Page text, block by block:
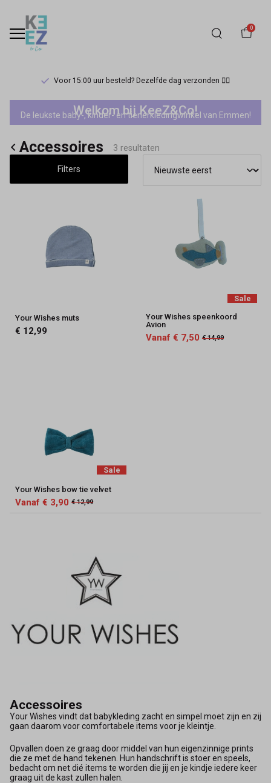
0
Voor 15:00 uur besteld? Dezelfde dag verzonden 🏃‍♀️
Accessoires
Keez&Co
Welkom bij KeeZ&Co!
De leukste baby-, kinder- en tienerkledingwinkel van Emmen!
Accessoires 3 resultaten
Filters
Your Wishes muts
€ 12,99
Sale
Your Wishes speenkoord
Avion
Vanaf € 7,50 € 14,99
Sale
Your Wishes bow tie velvet
Vanaf € 3,90 € 12,99
Accessoires
Your Wishes vindt dat babykleding zacht en simpel moet zijn en zij
gaan daarom voor comfortabele items voor je kleintje.
Opvallen doen ze graag door middel van hun eigenzinnige prints
die ze met de hand tekenen. Hun handschrift is stoer en speels,
bedacht om net dié items te worden die jij en je kindje iedere keer
graag uit de kast zullen halen.